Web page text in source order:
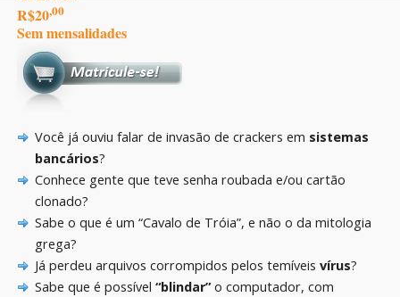
R$20,00
Sem mensalidades
Você já ouviu falar de invasão de crackers em sistemas
bancários?
Conhece gente que teve senha roubada e/ou cartão
clonado?
Sabe o que é um “Cavalo de Tróia”, e não o da mitologia
grega?
Já perdeu arquivos corrompidos pelos temíveis vírus?
Sabe que é possível “blindar”o computador, com